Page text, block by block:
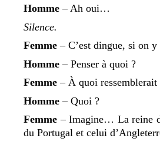
Homme – Ah oui…
Silence.
Femme – Cʼest dingue, si on
Homme – Penser à quoi ?
Femme – À quoi
Homme – Quoi ?
Femme – Imagine… La reine
du Portugal et celui